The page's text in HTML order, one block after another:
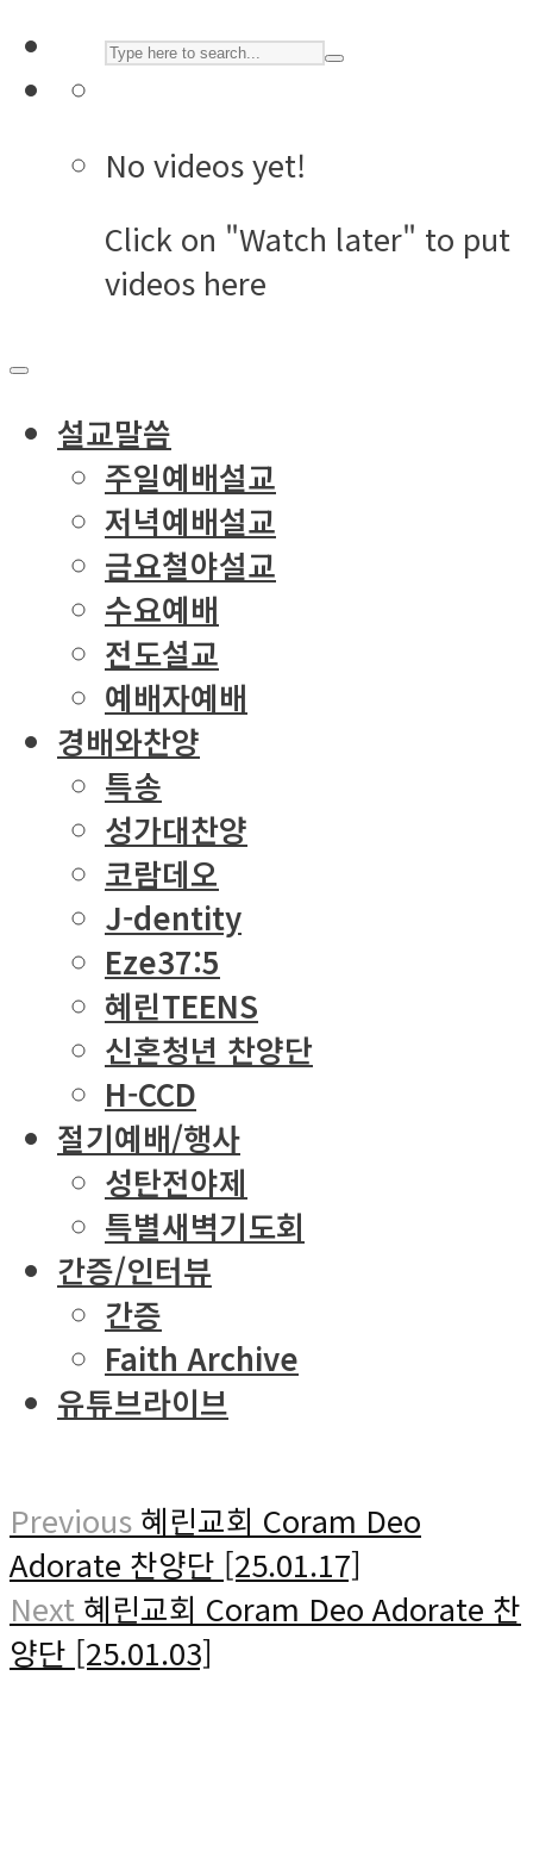
No videos yet!
Click on "Watch later" to put
videos here
설교말씀
주일예배설교
저녁예배설교
금요철야설교
수요예배
전도설교
예배자예배
경배와찬양
특송
성가대찬양
코람데오
J-dentity
Eze37:5
혜린TEENS
신혼청년 찬양단
H-CCD
절기예배/행사
성탄전야제
특별새벽기도회
간증/인터뷰
간증
Faith Archive
유튜브라이브
Previous 혜린교회 Coram Deo
Adorate 찬양단 [25.01.17]
Next 혜린교회 Coram Deo Adorate 찬
양단 [25.01.03]